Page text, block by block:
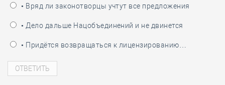
• Вряд ли законотворцы учтут все предложения
• Дело дальше Нацобъединений и не двинется
• Придётся возвращаться к лицензированию…